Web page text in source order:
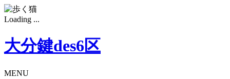
Loading ...
大分鍵des6区
MENU